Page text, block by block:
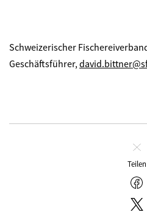
Schweizerischer
Geschäftsführer,
Teilen